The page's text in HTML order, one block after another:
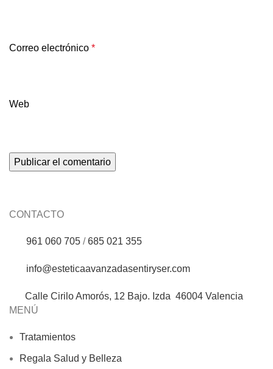
Correo electrónico *
Web
CONTACTO
961 060 705 /685 021 355
info@esteticaavanzadasentiryser.com
Calle Cirilo Amorós, 12 Bajo. Izda 46004 Valencia
MENÚ
Tratamientos
Regala Salud y Belleza